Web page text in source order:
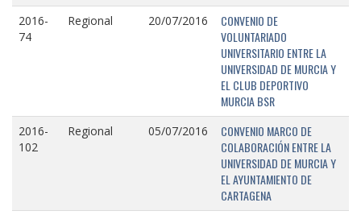
2016-
74
Regional 20/07/2016
CONVENIO DE
VOLUNTARIADO
UNIVERSITARIO ENTRE LA
UNIVERSIDAD DE MURCIA Y
EL CLUB DEPORTIVO
MURCIA BSR
2016-
102
Regional 05/07/2016
CONVENIO MARCO DE
COLABORACIÓN ENTRE LA
UNIVERSIDAD DE MURCIA Y
EL AYUNTAMIENTO DE
CARTAGENA